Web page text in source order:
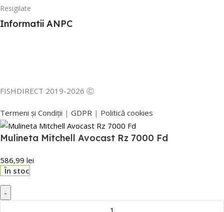
Resigilate
Informatii ANPC
FISHDIRECT 2019-2026 Ⓒ
Termeni și Condiții | GDPR | Politică cookies
Mulineta Mitchell Avocast Rz 7000 Fd
586,99 lei
În stoc